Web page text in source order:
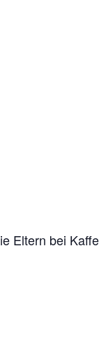
Eltern bei